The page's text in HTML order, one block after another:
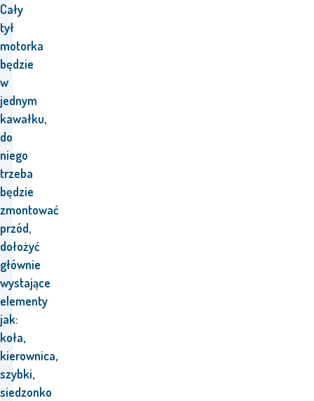
Cały
tył
motorka
będzie
w
jednym
kawałku,
do
niego
trzeba
będzie
zmontować
przód,
dołożyć
głównie
wystające
elementy
jak:
koła,
kierownica,
szybki,
siedzonko